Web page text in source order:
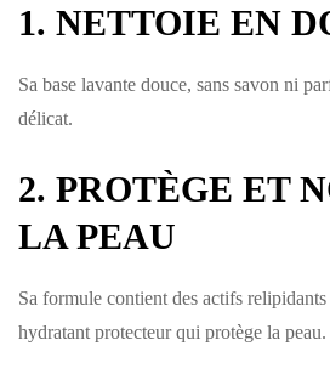
1. NETTOIE EN
Sa base lavante douce, sans savon ni
délicat.
2. PROTÈGE ET
LA PEAU
Sa formule contient des actifs
hydratant protecteur qui protège la peau.